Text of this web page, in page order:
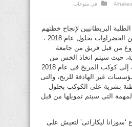
في منوعات
البريطانيين لإنجاح خطتهم
بزراعة الخس وعدد من الخضراوات بحلول عام 2018 ،
من قبل فريق من جامعة
حيث سيتم اتخاذ الخس من
قبل مسبار يتم إرساله إلى كوكب المريخ فى عام 2018
غير الهادفة للربح، والتى
بشرية على الكوكب بحلول
من المهمة التى سيتم تمويلها من قبل
ليكاراتى’ لتعيش على